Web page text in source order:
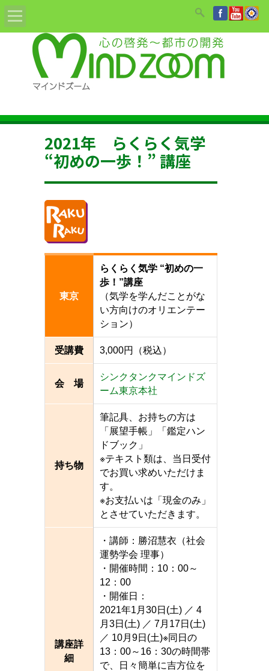
Home
ABOUT
教材/書籍/DVD
姓名鑑定依頼
セミナーのご案内
講師紹介
お知らせ
2021年 らくらく気学
“初めの一歩！” 講座
東京
らくらく気学 “初めの一
歩！”講座
（気学を学んだことがな
い方向けのオリエンテー
ション）
受講費 3,000円（税込）
会 場
シンクタンクマインドズ
ーム東京本社
持ち物
筆記具、お持ちの方は
「展望手帳」「鑑定ハン
ドブック」
※テキスト類は、当日受付
でお買い求めいただけま
す。
※お支払いは「現金のみ」
とさせていただきます。
講座詳
細
・講師：勝沼慧衣（社会
運勢学会 理事）
・開催時間：10：00～
12：00
・開催日：
2021年1月30日(土) ／ 4
月3日(土) ／ 7月17日(土)
／ 10月9日(土)※同日の
13：00～16：30の時間帯
で、日々簡単に吉方位を